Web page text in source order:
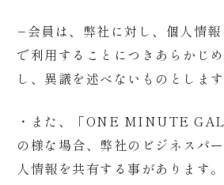
−会員は、弊社に対し、個人情
で利用することにつきあらかじ
し、異議を述べないものとします
・また、「ONE MINUTE
の様な場合、弊社のビジネスパ
人情報を共有する事があります。